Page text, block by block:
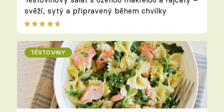
svěží, sytý a připravený během chvilky
TĚSTOVINY